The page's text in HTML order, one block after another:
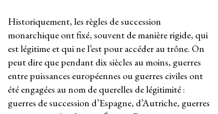
Historiquement, les règles de succession
monarchique ont fixé, souvent de manière rigide, qui
est légitime et qui ne l’est pour accéder au trône. On
peut dire que pendant dix siècles au moins, guerres
entre puissances européennes ou guerres civiles ont
été engagées au nom de querelles de légitimité :
guerres de succession d’Espagne, d’Autriche, guerres